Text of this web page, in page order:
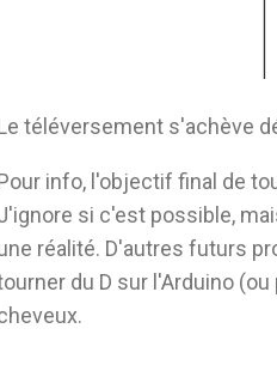
téléversement s'achève
info, l'objectif final de
si c'est possible,
réalité. D'autres futurs
du D sur l'Arduino